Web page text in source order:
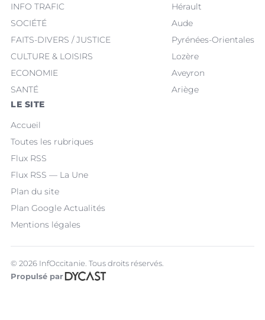
INFO TRAFIC
SOCIÉTÉ
FAITS-DIVERS / JUSTICE
CULTURE & LOISIRS
ECONOMIE
SANTÉ
Hérault
Aude
Pyrénées-Orientales
Lozère
Aveyron
Ariège
LE SITE
Accueil
Toutes les rubriques
Flux RSS
Flux RSS — La Une
Plan du site
Plan Google Actualités
Mentions légales
© 2026 InfOccitanie. Tous droits réservés.
Propulsé par